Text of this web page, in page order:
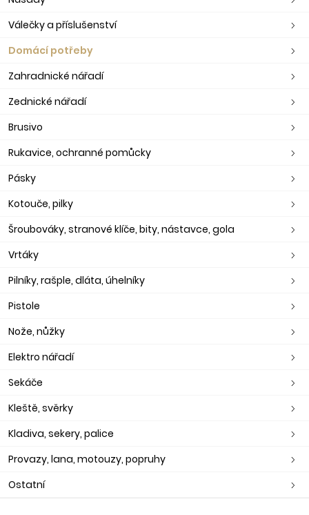
Válečky a příslušenství
Domácí potřeby
Zahradnické nářadí
Zednické nářadí
Brusivo
Rukavice, ochranné pomůcky
Pásky
Kotouče, pilky
Šroubováky, stranové klíče, bity, nástavce, gola
Vrtáky
Pilníky, rašple, dláta, úhelníky
Pistole
Nože, nůžky
Elektro nářadí
Sekáče
Kleště, svěrky
Kladiva, sekery, palice
Provazy, lana, motouzy, popruhy
Ostatní